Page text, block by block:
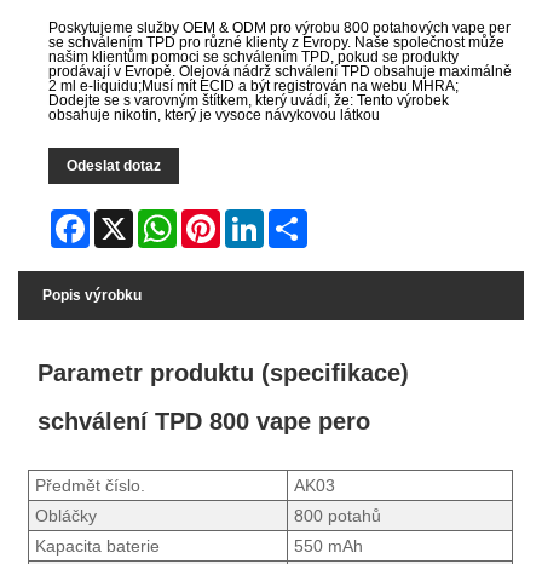
Poskytujeme služby OEM & ODM pro výrobu 800 potahových vape per
se schválením TPD pro různé klienty z Evropy. Naše společnost může
našim klientům pomoci se schválením TPD, pokud se produkty
prodávají v Evropě. Olejová nádrž schválení TPD obsahuje maximálně
2 ml e-liquidu;Musí mít ECID a být registrován na webu MHRA;
Dodejte se s varovným štítkem, který uvádí, že: Tento výrobek
obsahuje nikotin, který je vysoce návykovou látkou
Odeslat dotaz
Facebook WhatsAppPinterestLinkedIn
Popis výrobku
Parametr produktu (specifikace)
schválení TPD 800 vape pero
Předmět číslo.
AK03
Obláčky
800 potahů
Kapacita baterie
550 mAh